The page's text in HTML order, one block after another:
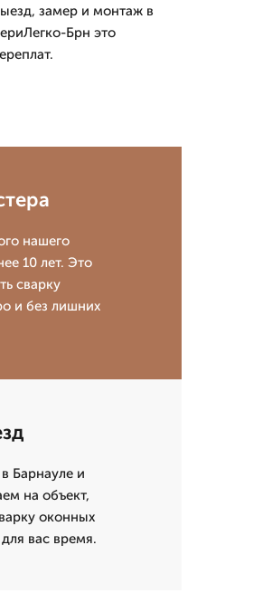
замер и монтаж в
Брн это
нашего
10 лет. Это
сварку
и без лишних
Барнауле и
на объект,
оконных
вас время.